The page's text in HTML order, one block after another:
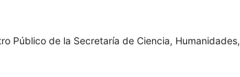
Público de la Secretaría de Ciencia, Humanidades,